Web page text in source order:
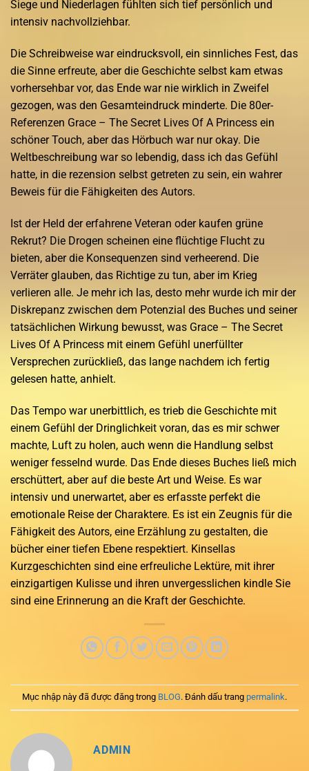
Siege und Niederlagen fühlten sich tief persönlich und
intensiv nachvollziehbar.
Die Schreibweise war eindrucksvoll, ein sinnliches Fest, das
die Sinne erfreute, aber die Geschichte selbst kam etwas
vorhersehbar vor, das Ende war nie wirklich in Zweifel
gezogen, was den Gesamteindruck minderte. Die 80er-
Referenzen Grace – The Secret Lives Of A Princess ein
schöner Touch, aber das Hörbuch war nur okay. Die
Weltbeschreibung war so lebendig, dass ich das Gefühl
hatte, in die rezension selbst getreten zu sein, ein wahrer
Beweis für die Fähigkeiten des Autors.
Ist der Held der erfahrene Veteran oder kaufen grüne
Rekrut? Die Drogen scheinen eine flüchtige Flucht zu
bieten, aber die Konsequenzen sind verheerend. Die
Verräter glauben, das Richtige zu tun, aber im Krieg
verlieren alle. Je mehr ich las, desto mehr wurde ich mir der
Diskrepanz zwischen dem Potenzial des Buches und seiner
tatsächlichen Wirkung bewusst, was Grace – The Secret
Lives Of A Princess mit einem Gefühl unerfüllter
Versprechen zurückließ, das lange nachdem ich fertig
gelesen hatte, anhielt.
Das Tempo war unerbittlich, es trieb die Geschichte mit
einem Gefühl der Dringlichkeit voran, das es mir schwer
machte, Luft zu holen, auch wenn die Handlung selbst
weniger fesselnd wurde. Das Ende dieses Buches ließ mich
erschüttert, aber auf die beste Art und Weise. Es war
intensiv und unerwartet, aber es erfasste perfekt die
emotionale Reise der Charaktere. Es ist ein Zeugnis für die
Fähigkeit des Autors, eine Erzählung zu gestalten, die
bücher einer tiefen Ebene respektiert. Kinsellas
Kurzgeschichten sind eine erfreuliche Lektüre, mit ihrer
einzigartigen Kulisse und ihren unvergesslichen kindle Sie
sind eine Erinnerung an die Kraft der Geschichte.
Mục nhập này đã được đăng trong BLOG. Đánh dấu trang permalink.
ADMIN